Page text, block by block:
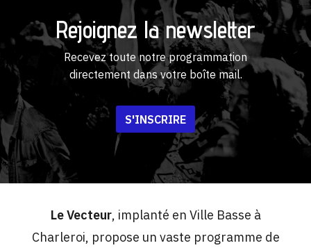
Rejoignez la newsletter
Recevez toute notre programmation
directement dans votre boîte mail.
S'INSCRIRE
Le Vecteur, implanté en Ville Basse à
Charleroi, propose un vaste programme de